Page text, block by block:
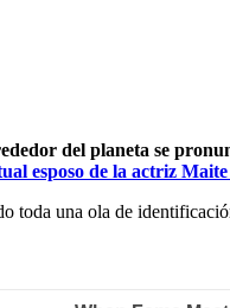
del planeta se
esposo de la actriz
toda una ola de